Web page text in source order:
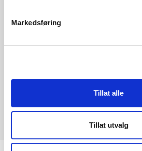
Markedsføring
Tillat alle
Tillat utvalg